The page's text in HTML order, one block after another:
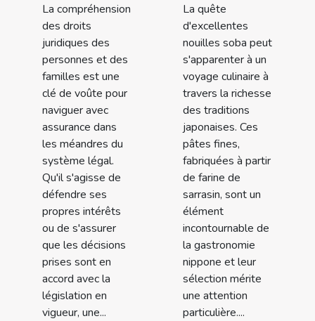
La compréhension
des droits
juridiques des
personnes et des
familles est une
clé de voûte pour
naviguer avec
assurance dans
les méandres du
système légal.
Qu'il s'agisse de
défendre ses
propres intérêts
ou de s'assurer
que les décisions
prises sont en
accord avec la
législation en
vigueur, une...
La quête
d'excellentes
nouilles soba peut
s'apparenter à un
voyage culinaire à
travers la richesse
des traditions
japonaises. Ces
pâtes fines,
fabriquées à partir
de farine de
sarrasin, sont un
élément
incontournable de
la gastronomie
nippone et leur
sélection mérite
une attention
particulière....